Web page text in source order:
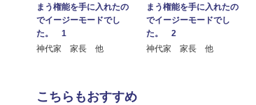
まう権能を手に入れたの
でイージーモードでし
た。 1
神代家 家長 他
まう権能を手に入れたの
でイージーモードでし
た。 2
神代家 家長 他
こちらもおすすめ